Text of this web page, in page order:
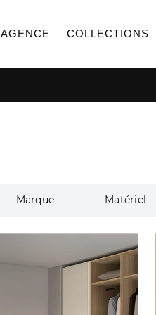
AGENCE COLLECTIONS
Marque Matériel